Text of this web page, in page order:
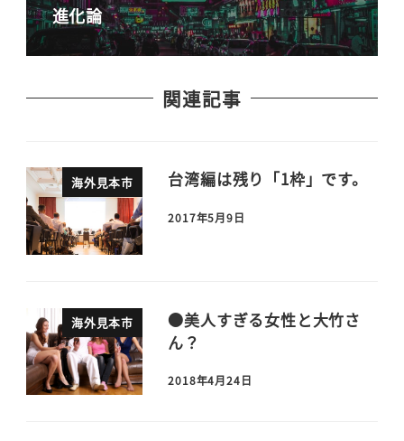
進化論
関連記事
海外見本市 台湾編は残り「1枠」です。
2017年5月9日
海外見本市
●美人すぎる女性と大竹さ
ん？
2018年4月24日